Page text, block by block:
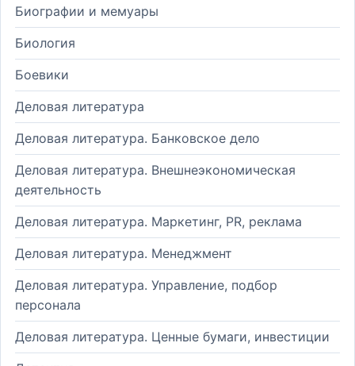
Биографии и мемуары
Биология
Боевики
Деловая литература
Деловая литература. Банковское дело
Деловая литература. Внешнеэкономическая
деятельность
Деловая литература. Маркетинг, PR, реклама
Деловая литература. Менеджмент
Деловая литература. Управление, подбор
персонала
Деловая литература. Ценные бумаги, инвестиции